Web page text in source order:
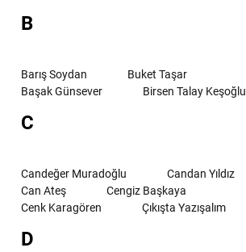
B
Barış Soydan
Buket Taşar
Başak Günsever
Birsen Talay Keşoğlu
C
Candeğer Muradoğlu
Candan Yıldız
Can Ateş
Cengiz Başkaya
Cenk Karagören
Çıkışta Yazışalım
D